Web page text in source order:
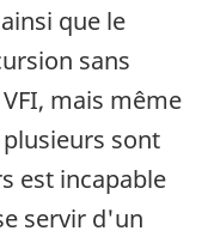
que le
sans
mais même
sont
est incapable
servir d'un